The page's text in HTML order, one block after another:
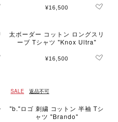
¥16,500
太ボーダー コットン ロングスリ
ーブ Tシャツ "Knox Ultra"
¥16,500
SALE 返品不可
"b."ロゴ 刺繍 コットン 半袖 Tシ
ャツ "Brando"